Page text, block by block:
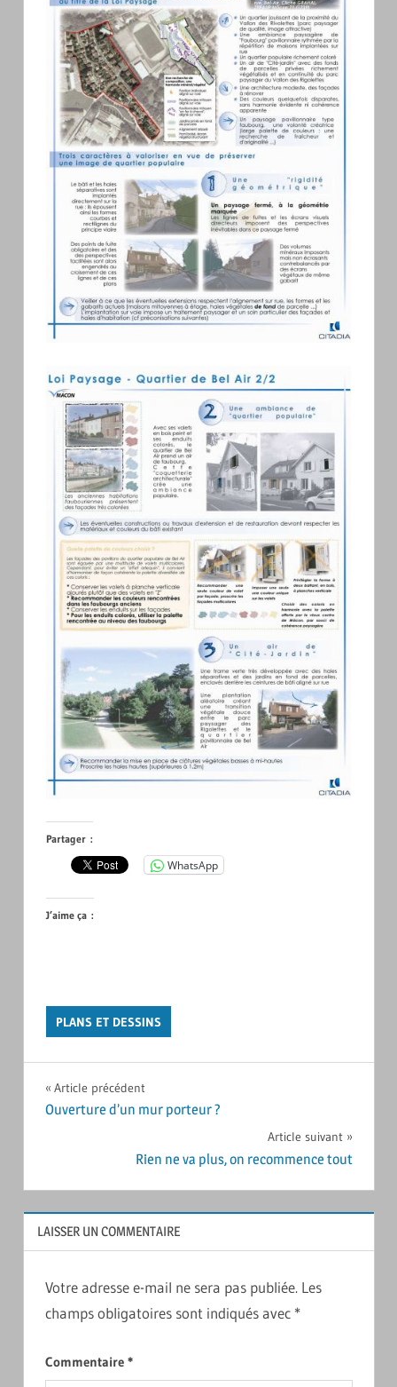
Partager :
WhatsApp
J’aime ça :
PLANS ET DESSINS
Navigation
Article précédent
Ouverture d’un mur porteur ?
Article suivant
Rien ne va plus, on recommence tout
LAISSER UN COMMENTAIRE
Votre adresse e-mail ne sera pas publiée. Les
champs obligatoires sont indiqués avec *
Commentaire *